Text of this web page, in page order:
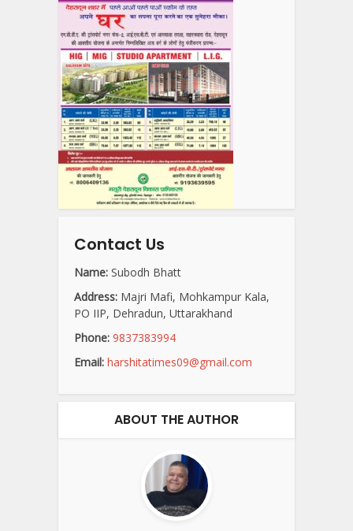
Contact Us
Name: Subodh Bhatt
Address: Majri Mafi, Mohkampur Kala,
PO IIP, Dehradun, Uttarakhand
Phone: 9837383994
Email: harshitatimes09@gmail.com
ABOUT THE AUTHOR